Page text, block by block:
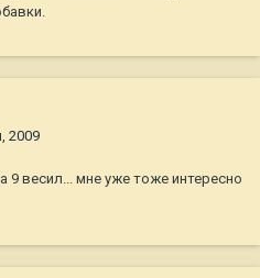
2009
9 весил... мне уже тоже интересно